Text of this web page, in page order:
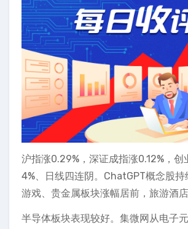
沪指涨0.29%，深证成指涨0.12%，创
4%、日线四连阴。ChatGPT概念股持
游戏、贵金属板块涨幅居前，旅游酒店
半导体板块表现较好。集微网从电子